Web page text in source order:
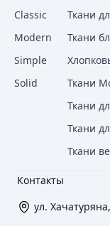
Контакты
ул.
Classic
Modern
Simple
Solid
Ткани
Ткани
Ткани
Ткани
Ткани
Ткани